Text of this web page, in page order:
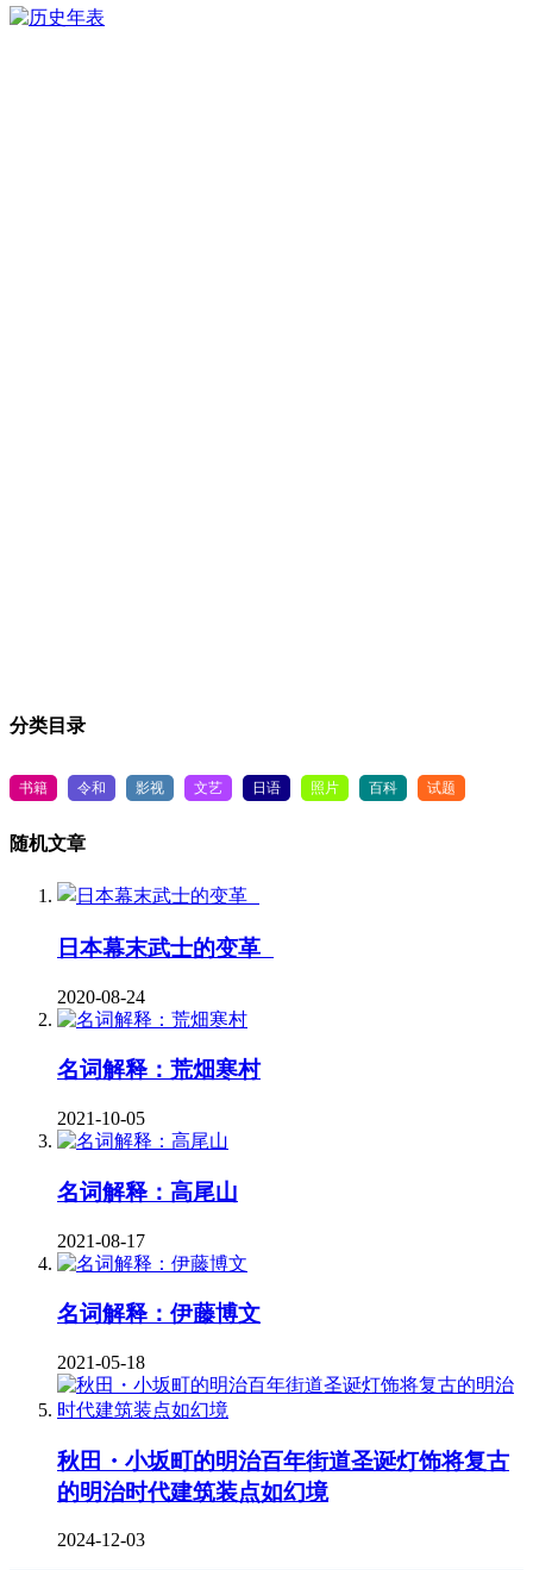
分类目录
书籍 令和 影视 文艺 日语 照片 百科 试题
随机文章
日本幕末武士的变革
2020-08-24
名词解释：荒畑寒村
2021-10-05
名词解释：高尾山
2021-08-17
名词解释：伊藤博文
2021-05-18
秋田・小坂町的明治百年街道圣诞灯饰将复古
的明治时代建筑装点如幻境
2024-12-03